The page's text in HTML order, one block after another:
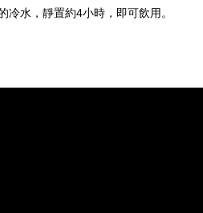
冷水，靜置約4小時， 即可飲用。